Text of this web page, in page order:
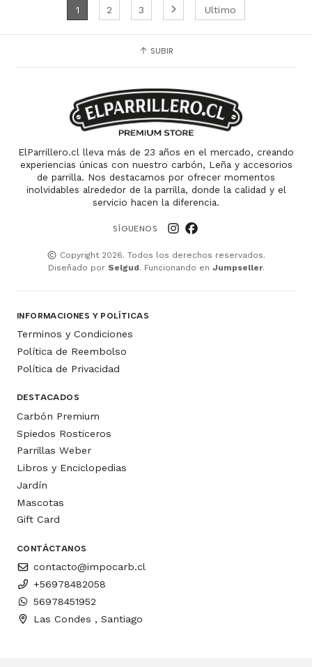
1 2 3 Ultimo
SUBIR
ElParrillero.cl lleva más de 23 años en el mercado, creando
experiencias únicas con nuestro carbón, Leña y accesorios
de parrilla. Nos destacamos por ofrecer momentos
inolvidables alrededor de la parrilla, donde la calidad y el
servicio hacen la diferencia.
SÍGUENOS
Copyright 2026. Todos los derechos reservados.
Diseñado por Selgud. Funcionando en Jumpseller.
INFORMACIONES Y POLÍTICAS
Terminos y Condiciones
Política de Reembolso
Política de Privacidad
DESTACADOS
Carbón Premium
Spiedos Rosticeros
Parrillas Weber
Libros y Enciclopedias
Jardín
Mascotas
Gift Card
CONTÁCTANOS
contacto@impocarb.cl
+56978482058
56978451952
Las Condes , Santiago